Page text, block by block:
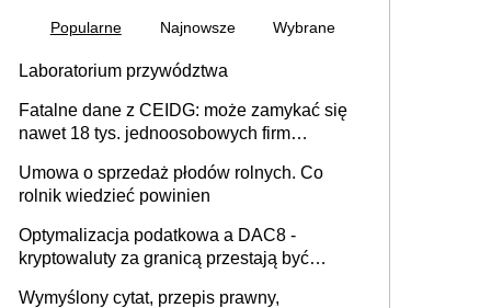
Popularne Najnowsze Wybrane
Laboratorium przywództwa
Fatalne dane z CEIDG: może zamykać się
nawet 18 tys. jednoosobowych firm
Umowa o sprzedaż płodów rolnych. Co
rolnik wiedzieć powinien
Optymalizacja podatkowa a DAC8 -
kryptowaluty za granicą przestają być
Wymyślony cytat, przepis prawny,